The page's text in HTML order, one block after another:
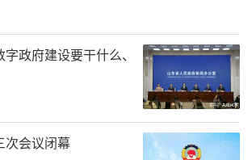
是我国最早一批中西医结合专
西医结合特色教育创始人。祖
，因家人早年闯关东来到黑龙
便在那里出生、长大；又因为所
药导致父亲因病去世，便暗下
要学医。1945年，王显明从哈
政府建设要干什么、
次会议闭幕